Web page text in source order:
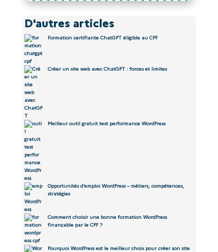
D'autres articles
Formation certifiante ChatGPT éligible au CPF
Créer un site web avec ChatGPT : forces et limites
Meilleur outil gratuit test performance WordPress
Opportunités d’emploi WordPress – métiers, compétences,
stratégies
Comment choisir une bonne formation WordPress
finançable par le CPF ?
Pourquoi WordPress est le meilleur choix pour créer son site